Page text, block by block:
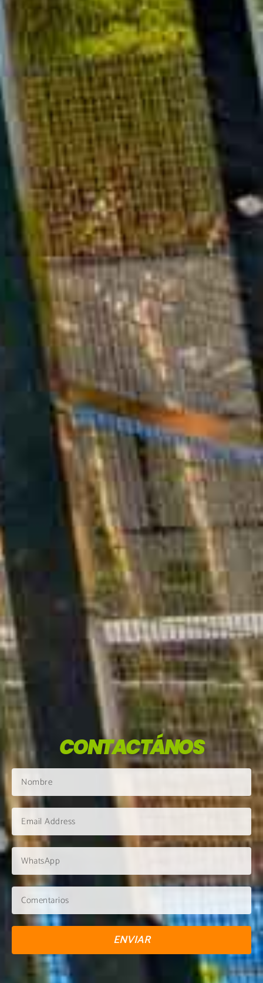
CONTACTÁNOS
ENVIAR